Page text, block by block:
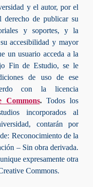
y el autor, por el
derecho de publicar su
y soportes, y la
accesibilidad y mayor
un usuario acceda a la
Fin de Estudio, se le
de uso de ese
con la licencia
Commons. Todos los
incorporados al
contarán por
Reconocimiento de la
– Sin obra derivada.
expresamente otra
Commons.